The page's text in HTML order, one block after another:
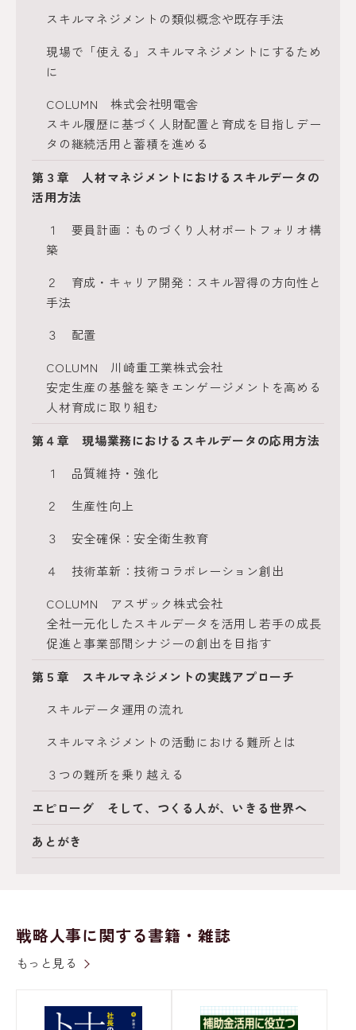
スキルマネジメントの類似概念や既存手法
現場で「使える」スキルマネジメントにするため
に
COLUMN 株式会社明電舎
スキル履歴に基づく人財配置と育成を目指しデー
タの継続活用と蓄積を進める
第３章 人材マネジメントにおけるスキルデータの
活用方法
１ 要員計画：ものづくり人材ポートフォリオ構
築
２ 育成・キャリア開発：スキル習得の方向性と
手法
３ 配置
COLUMN 川崎重工業株式会社
安定生産の基盤を築きエンゲージメントを高める
人材育成に取り組む
第４章 現場業務におけるスキルデータの応用方法
１ 品質維持・強化
２ 生産性向上
３ 安全確保：安全衛生教育
４ 技術革新：技術コラボレーション創出
COLUMN アスザック株式会社
全社一元化したスキルデータを活用し若手の成長
促進と事業部間シナジーの創出を目指す
第５章 スキルマネジメントの実践アプローチ
スキルデータ運用の流れ
スキルマネジメントの活動における難所とは
３つの難所を乗り越える
エピローグ そして、つくる人が、いきる世界へ
あとがき
戦略人事に関する書籍・雑誌
もっと見る